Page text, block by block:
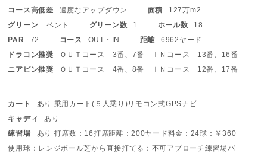
コース高低差
適度なアップダウン 面積
127万m2
グリーン
ベント グリーン数 1 ホール数
18
PAR
72 コース OUT・IN 距離
6962ヤード
ドラコン推奨
ＯＵＴコース 3番、7番 ＩＮコース 13番、16番
ニアピン推奨
ＯＵＴコース 4番、8番 ＩＮコース 12番、17番
カート あり 乗用カート(５人乗り) リモコン式GPSナビ
キャディ
あり
練習場
あり 打席数：16打席距離：200ヤード料金：24球：￥360
使用球：レンジボール芝から直接打てる：不可アプローチ練習場バ